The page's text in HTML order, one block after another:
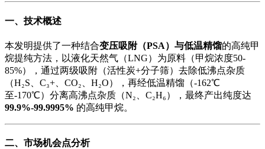
一、技术概述
本发明提供了一种结合变压吸附（PSA）与低温精馏的高纯甲
烷提纯方法，以液化天然气（LNG）为原料（甲烷浓度50-
85%），通过两级吸附（活性炭+分子筛）去除低沸点杂质
（H₂S、C₃+、CO₂、H₂O），再经低温精馏（-162℃
至-170℃）分离高沸点杂质（N₂、C₂H₆），最终产出纯度达
99.9%-99.9995% 的高纯甲烷。
二、市场机会点分析